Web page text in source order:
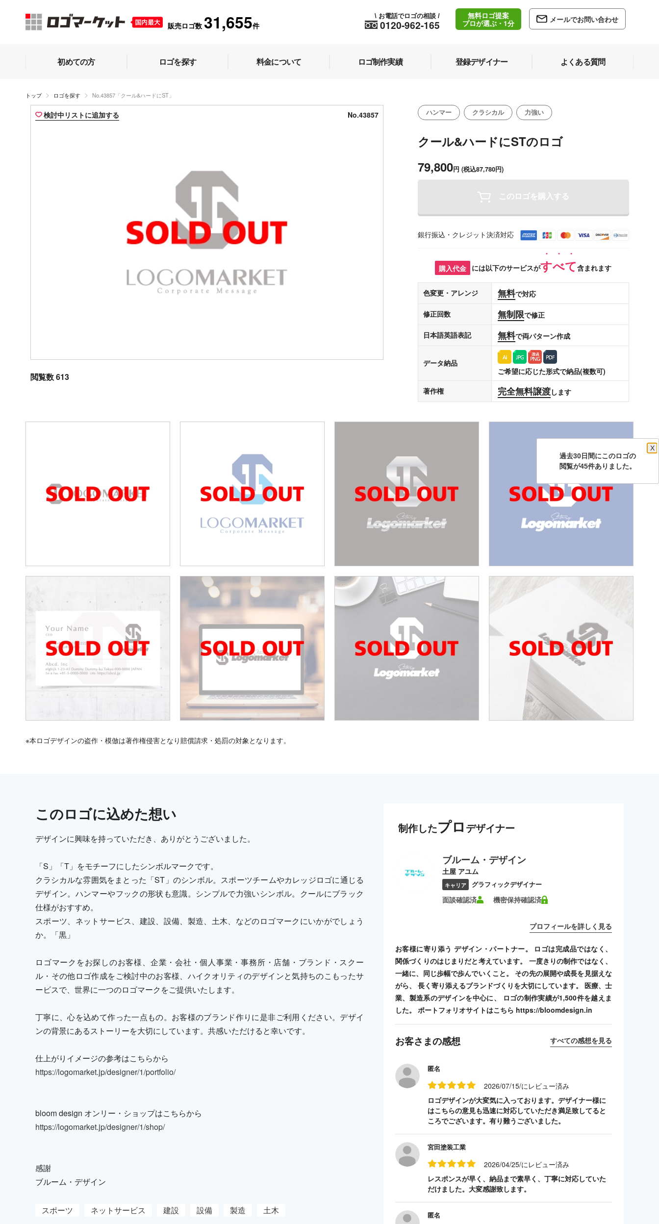
販売ロゴ数 31,655件 0120-962-165
\ お電話でロゴの相談 /
無料ロゴ提案
プロが選ぶ・1分
メールでお問い合わせ
初めての方 ロゴを探す 料金について ロゴ制作実績 登録デザイナー よくある質問
トップ ロゴを探す No.43857「クール&ハードにST」
検討中リストに追加する No.43857
閲覧数 613
ハンマー クラシカル 力強い
クール&ハードにSTのロゴ
79,800円 (税込87,780円)
このロゴを購入する
銀行振込・クレジット決済対応
購入代金 には以下のサービスがすべて含まれます
色変更・アレンジ 無料で対応
修正回数 無制限で修正
日本語英語表記 無料で両パターン作成
データ納品
ご希望に応じた形式で納品(複数可)
著作権
完全無料譲渡します
※本ロゴデザインの盗作・模倣は著作権侵害となり賠償請求・処罰の対象となります。
このロゴに込めた想い
デザインに興味を持っていただき、ありがとうございました。
「S」「T」をモチーフにしたシンボルマークです。
クラシカルな雰囲気をまとった「ST」のシンボル。スポーツチームやカレッジロゴに通じる
デザイン。ハンマーやフックの形状も意識。シンプルで力強いシンボル。クールにブラック
仕様がおすすめ。
スポーツ、ネットサービス、建設、設備、製造、土木、などのロゴマークにいかがでしょう
か。「黒」
ロゴマークをお探しのお客様、企業・会社・個人事業・事務所・店舗・ブランド・スクー
ル・その他ロゴ作成をご検討中のお客様、ハイクオリティのデザインと気持ちのこもったサ
ービスで、世界に一つのロゴマークをご提供いたします。
丁寧に、心を込めて作った一点もの。お客様のブランド作りに是非ご利用ください。デザイ
ンの背景にあるストーリーを大切にしています。共感いただけると幸いです。
仕上がりイメージの参考はこちらから
https://logomarket.jp/designer/1/portfolio/
bloom design オンリー・ショップはこちらから
https://logomarket.jp/designer/1/shop/
感謝
ブルーム・デザイン
スポーツ ネットサービス 建設 設備 製造 土木
制作したプロ デザイナー
ブルーム・デザイン
土屋 アユム
キャリア グラフィックデザイナー
面談確認済 機密保持確認済
プロフィールを詳しく見る
お客様に寄り添う デザイン・パートナー。 ロゴは完成品ではなく、
関係づくりのはじまりだと考えています。 一度きりの制作ではなく、
一緒に、同じ歩幅で歩んでいくこと。 その先の展開や成長を見据えな
がら、 長く寄り添えるブランドづくりを大切にしています。 医療、士
業、製造系のデザインを中心に、 ロゴの制作実績が1,500件を越えま
した。 ポートフォリオサイトはこちら https://bloomdesign.in
お客さまの感想 すべての感想を見る
匿名
2026/07/15/にレビュー済み
ロゴデザインが大変気に入っております。デザイナー様に
はこちらの意見も迅速に対応していただき満足致してると
ころでございます。有り難うございました。
宮田塗装工業
2026/04/25/にレビュー済み
レスポンスが早く、納品まで素早く、丁寧に対応していた
だけました。大変感謝致します。
匿名
過去30日間にこのロゴの
X
閲覧が45件ありました。